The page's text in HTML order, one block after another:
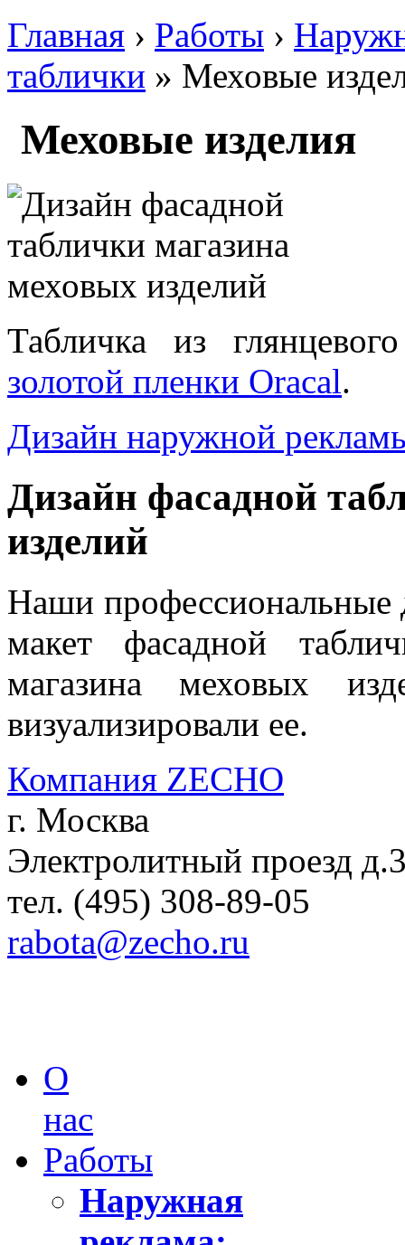
Главная › Работы ›
таблички » Меховые
Меховые изделия
Табличка из
золотой пленки Oracal.
Дизайн наружной
Дизайн фасадной
изделий
Наши профессиональные
макет фасадной
магазина меховых
визуализировали ее.
Компания ZECHO
г. Москва
Электролитный проезд
тел. (495) 308-89-05
rabota@zecho.ru
О
нас
Работы
Наружная